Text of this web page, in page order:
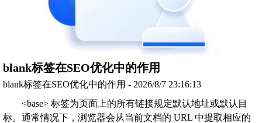
blank标签在SEO优化中的作用
blank标签在SEO优化中的作用 - 2026/8/7 23:16:13
<base> 标签为页面上的所有链接规定默认地址或默认目
标。通常情况下，浏览器会从当前文档的 URL 中提取相应的